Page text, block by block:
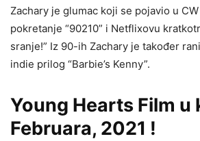
Zachary je glumac koji se pojavio u
pokretanje “90210” i Netflixovu
sranje!” Iz 90-ih Zachary je također
indie prilog “Barbie’s Kenny”.
Young Hearts Film u
Februara, 2021 !